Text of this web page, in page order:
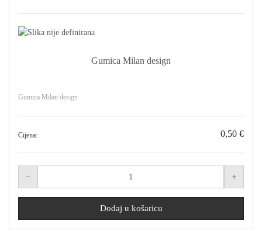
Gumica Milan design
Gumica Milan design
Cijena: 0,50 €